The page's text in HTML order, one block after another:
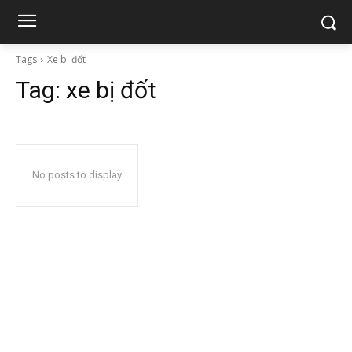
Tags Xe bị đốt
Tag: xe bị đốt
No posts to display